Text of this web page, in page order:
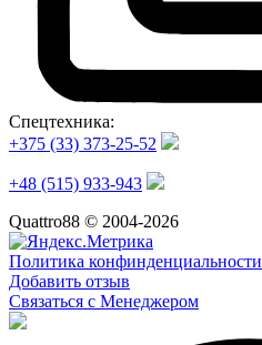
Спецтехника:
+375 (33) 373-25-52
+48 (515) 933-943
Quattro88 © 2004-2026
Политика конфинденциальности
Добавить отзыв
Связаться с Менеджером